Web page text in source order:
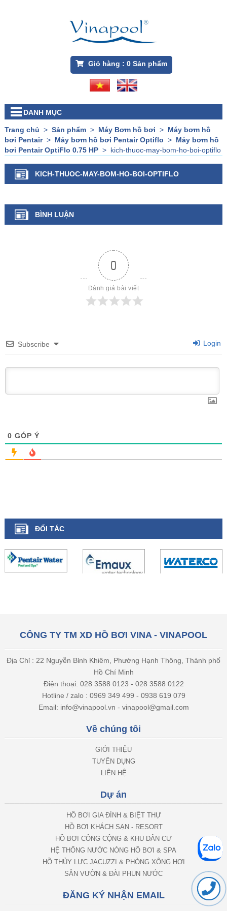
Giỏ hàng : 0Sản phẩm
DANH MỤC
Trang chủ > Sản phẩm> Máy Bơm hồ bơi > Máy bơm hồ
bơi Pentair> Máy bơm hồ bơi Pentair Optiflo > Máy bơm hồ
bơi Pentair OptiFlo 0.75 HP> kich-thuoc-may-bom-ho-boi-optiflo
KICH-THUOC-MAY-BOM-HO-BOI-OPTIFLO
BÌNH LUẬN
0
Đánh giá bài viết
Subscribe Login
0 GÓP Ý
ĐỐI TÁC
CÔNG TY TM XD HỒ BƠI VINA - VINAPOOL
Địa Chỉ : 22 Nguyễn Bỉnh Khiêm, Phường Hạnh Thông, Thành phố
Hồ Chí Minh
Điện thoại: 028 3588 0123 - 028 3588 0122
Hotline / zalo : 0969 349 499 - 0938 619 079
Email: info@vinapool.vn - vinapool@gmail.com
Về chúng tôi
GIỚI THIỆU
TUYỂN DỤNG
LIÊN HỆ
Dự án
HỒ BƠI GIA ĐÌNH & BIỆT THỰ
HỒ BƠI KHÁCH SẠN - RESORT
HỒ BƠI CÔNG CỘNG & KHU DÂN CƯ
HỆ THỐNG NƯỚC NÓNG HỒ BƠI & SPA
HỒ THỦY LỰC JACUZZI & PHÒNG XÔNG HƠI
SÂN VƯỜN & ĐÀI PHUN NƯỚC
ĐĂNG KÝ NHẬN EMAIL